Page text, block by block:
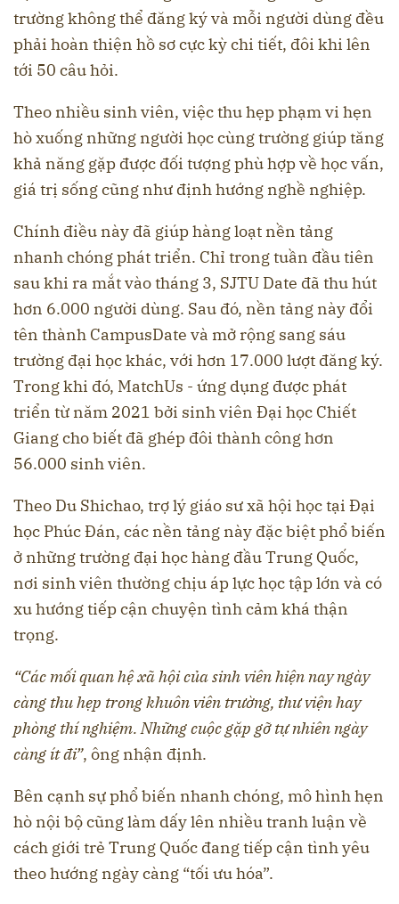
trường không thể đăng ký và mỗi người dùng đều
phải hoàn thiện hồ sơ cực kỳ chi tiết, đôi khi lên
tới 50 câu hỏi.
Theo nhiều sinh viên, việc thu hẹp phạm vi hẹn
hò xuống những người học cùng trường giúp tăng
khả năng gặp được đối tượng phù hợp về học vấn,
giá trị sống cũng như định hướng nghề nghiệp.
Chính điều này đã giúp hàng loạt nền tảng
nhanh chóng phát triển. Chỉ trong tuần đầu tiên
sau khi ra mắt vào tháng 3, SJTU Date đã thu hút
hơn 6.000 người dùng. Sau đó, nền tảng này đổi
tên thành CampusDate và mở rộng sang sáu
trường đại học khác, với hơn 17.000 lượt đăng ký.
Trong khi đó, MatchUs - ứng dụng được phát
triển từ năm 2021 bởi sinh viên Đại học Chiết
Giang cho biết đã ghép đôi thành công hơn
56.000 sinh viên.
Theo Du Shichao, trợ lý giáo sư xã hội học tại Đại
học Phúc Đán, các nền tảng này đặc biệt phổ biến
ở những trường đại học hàng đầu Trung Quốc,
nơi sinh viên thường chịu áp lực học tập lớn và có
xu hướng tiếp cận chuyện tình cảm khá thận
trọng.
“Các mối quan hệ xã hội của sinh viên hiện nay ngày
càng thu hẹp trong khuôn viên trường, thư viện hay
phòng thí nghiệm. Những cuộc gặp gỡ tự nhiên ngày
càng ít đi”, ông nhận định.
Bên cạnh sự phổ biến nhanh chóng, mô hình hẹn
hò nội bộ cũng làm dấy lên nhiều tranh luận về
cách giới trẻ Trung Quốc đang tiếp cận tình yêu
theo hướng ngày càng “tối ưu hóa”.